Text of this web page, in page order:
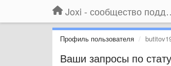
Joxi -
Профиль пользователя
Ваши запросы по